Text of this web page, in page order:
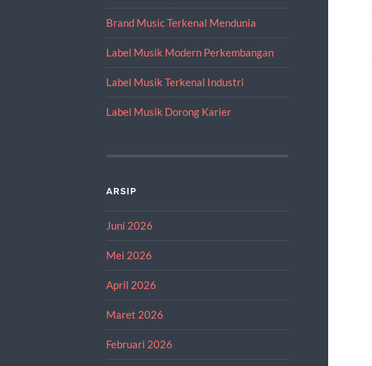
Brand Music Terkenal Mendunia
Label Musik Modern Perkembangan
Label Musik Terkenal Industri
Label Musik Dorong Karier
ARSIP
Juni 2026
Mei 2026
April 2026
Maret 2026
Februari 2026